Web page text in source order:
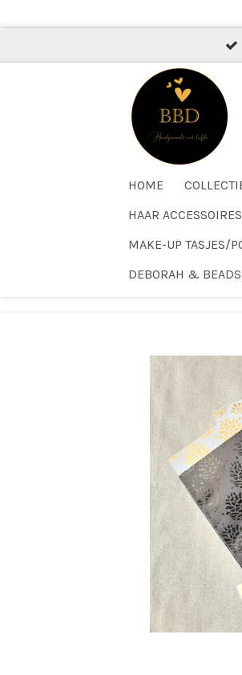
naar
HOME
HAAR ACCESSOIRES
MAKE-UP TASJES/
DEBORAH &